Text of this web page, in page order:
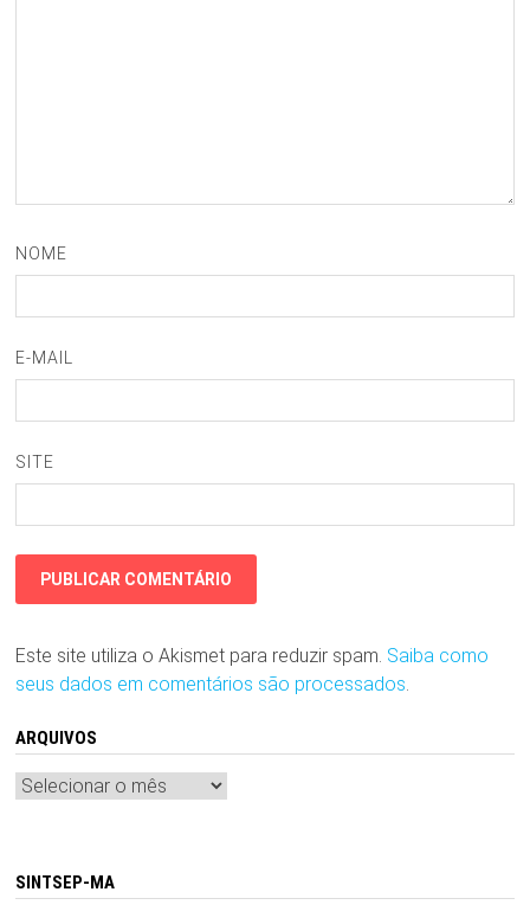
NOME
E-MAIL
SITE
Este site utiliza o Akismet para reduzir spam. Saiba como
seus dados em comentários são processados
ARQUIVOS
Arquivos
SINTSEP-MA